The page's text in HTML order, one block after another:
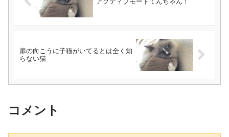
扉の向こうに子猫がいてるとは全く知
らない猫
コメント